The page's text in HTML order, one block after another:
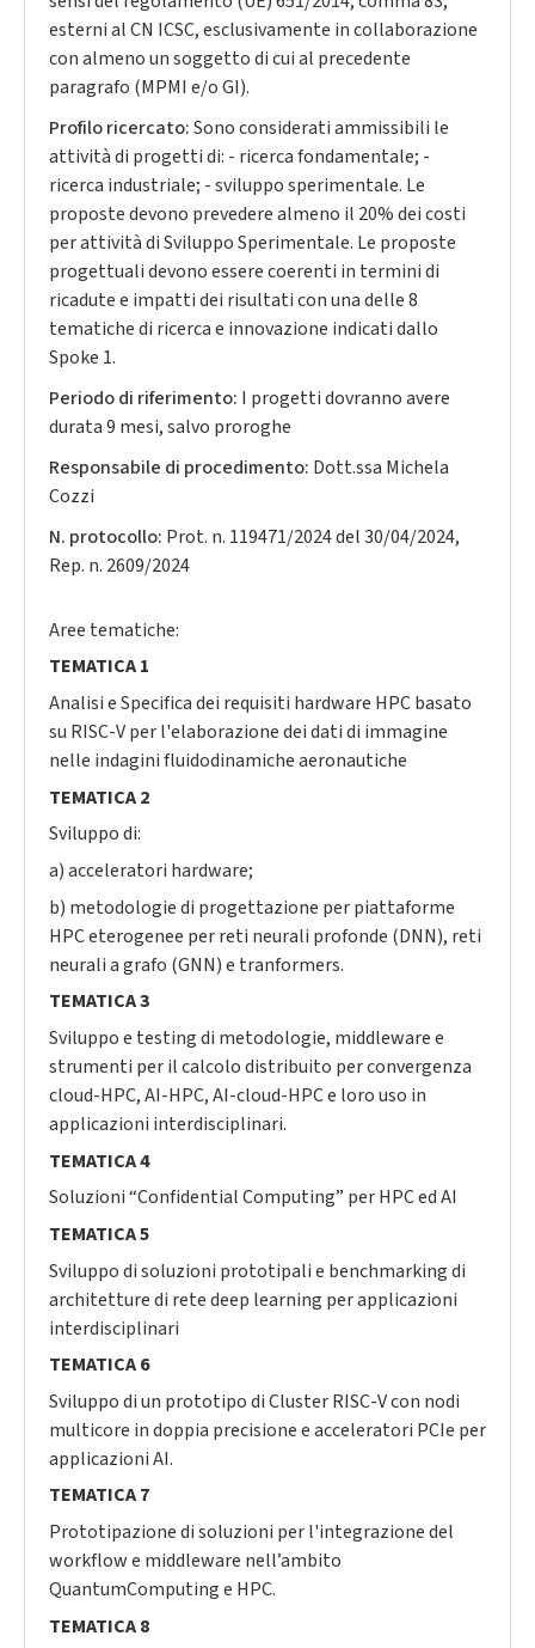
esterni al CN ICSC, esclusivamente in collaborazione
con almeno un soggetto di cui al precedente
paragrafo (MPMI e/o GI).
Profilo ricercato:Sono considerati ammissibili le
attività di progetti di: - ricerca fondamentale; -
ricerca industriale; - sviluppo sperimentale. Le
proposte devono prevedere almeno il 20% dei costi
per attività di Sviluppo Sperimentale. Le proposte
progettuali devono essere coerenti in termini di
ricadute e impatti dei risultati con una delle 8
tematiche di ricerca e innovazione indicati dallo
Spoke 1.
Periodo di riferimento: I progetti dovranno avere
durata 9 mesi, salvo proroghe
Responsabile di procedimento: Dott.ssa Michela
Cozzi
N. protocollo: Prot. n. 119471/2024 del 30/04/2024,
Rep. n. 2609/2024
Aree tematiche:
TEMATICA 1
Analisi e Specifica dei requisiti hardware HPC basato
su RISC-V per l'elaborazione dei dati di immagine
nelle indagini fluidodinamiche aeronautiche
TEMATICA 2
Sviluppo di:
a) acceleratori hardware;
b) metodologie di progettazione per piattaforme
HPC eterogenee per reti neurali profonde (DNN), reti
neurali a grafo (GNN) e tranformers.
TEMATICA 3
Sviluppo e testing di metodologie, middleware e
strumenti per il calcolo distribuito per convergenza
cloud-HPC, AI-HPC, AI-cloud-HPC e loro uso in
applicazioni interdisciplinari.
TEMATICA 4
Soluzioni “Confidential Computing” per HPC ed AI
TEMATICA 5
Sviluppo di soluzioni prototipali e benchmarking di
architetture di rete deep learning per applicazioni
interdisciplinari
TEMATICA 6
Sviluppo di un prototipo di Cluster RISC-V con nodi
multicore in doppia precisione e acceleratori PCIe per
applicazioni AI.
TEMATICA 7
Prototipazione di soluzioni per l'integrazione del
workflow e middleware nell’ambito
QuantumComputing e HPC.
TEMATICA 8